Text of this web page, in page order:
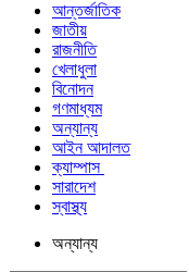
আন্তর্জাতিক
জাতীয়
রাজনীতি
খেলাধুলা
বিনোদন
গণমাধ্যম
অন্যান্য
আইন আদালত
ক্যাম্পাস
সারাদেশ
স্বাস্থ্য
অন্যান্য